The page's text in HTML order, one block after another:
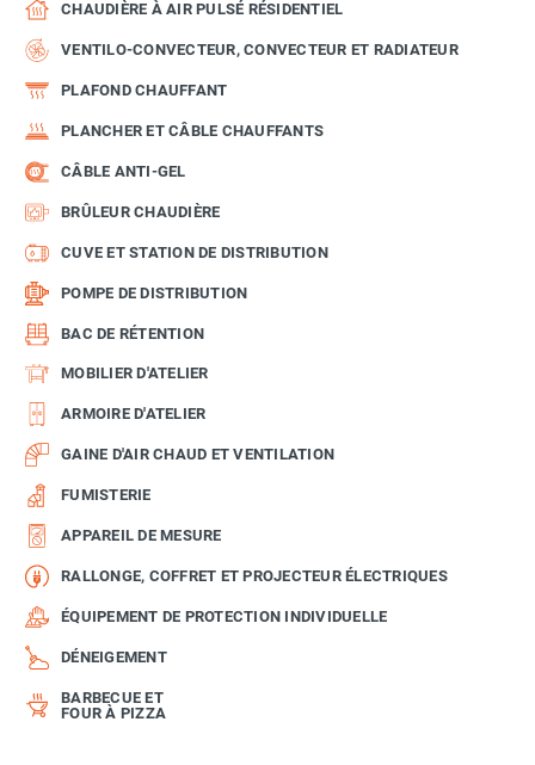
CHAUDIÈRE À AIR PULSÉ RÉSIDENTIEL
VENTILO-CONVECTEUR, CONVECTEUR ET RADIATEUR
PLAFOND CHAUFFANT
PLANCHER ET CÂBLE CHAUFFANTS
CÂBLE ANTI-GEL
BRÛLEUR CHAUDIÈRE
CUVE ET STATION DE DISTRIBUTION
POMPE DE DISTRIBUTION
BAC DE RÉTENTION
MOBILIER D'ATELIER
ARMOIRE D'ATELIER
GAINE D'AIR CHAUD ET VENTILATION
FUMISTERIE
APPAREIL DE MESURE
RALLONGE, COFFRET ET PROJECTEUR ÉLECTRIQUES
ÉQUIPEMENT DE PROTECTION INDIVIDUELLE
DÉNEIGEMENT
BARBECUE ET
FOUR À PIZZA